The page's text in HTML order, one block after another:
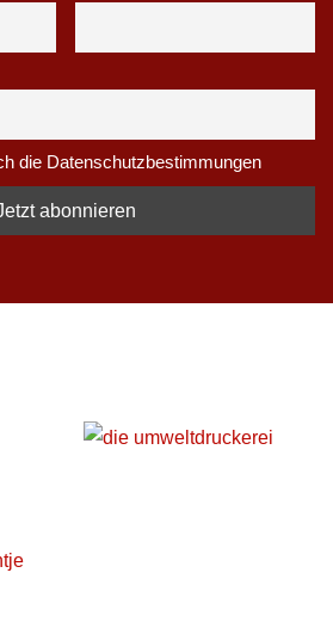
die Datenschutzbestimmungen